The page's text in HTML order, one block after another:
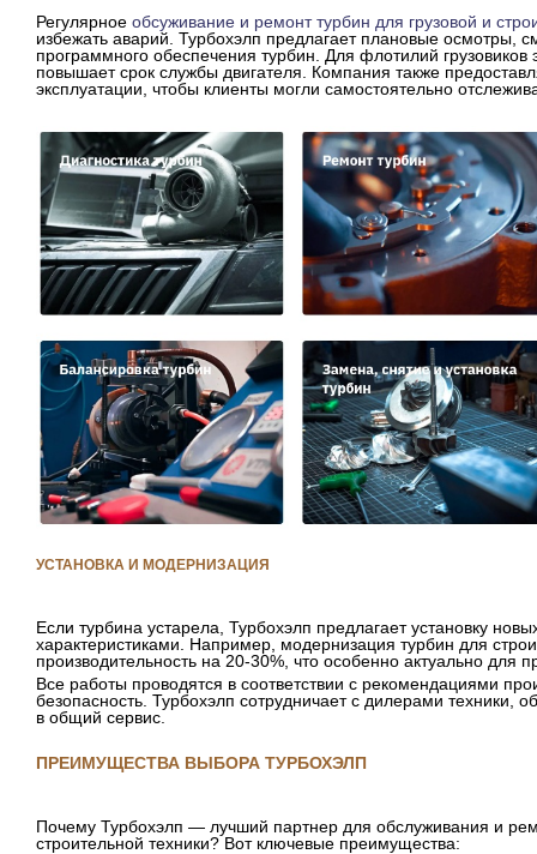
Регулярное обсуживание и ремонт турбин для грузовой и
избежать аварий. Турбохэлп предлагает плановые осмотры,
программного обеспечения турбин. Для флотилий
повышает срок службы двигателя. Компания также
эксплуатации, чтобы клиенты могли самостоятельно
УСТАНОВКА И МОДЕРНИЗАЦИЯ
Если турбина устарела, Турбохэлп предлагает установку
характеристиками. Например, модернизация турбин для
производительность на 20-30%, что особенно актуально для
Все работы проводятся в соответствии с рекомендациями
безопасность. Турбохэлп сотрудничает с дилерами техники,
в общий сервис.
ПРЕИМУЩЕСТВА ВЫБОРА ТУРБОХЭЛП
Почему Турбохэлп — лучший партнер для обслуживания и
строительной техники? Вот ключевые преимущества: